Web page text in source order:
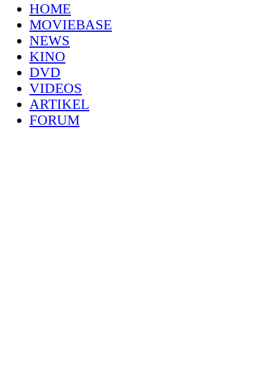
HOME
MOVIEBASE
NEWS
KINO
DVD
VIDEOS
ARTIKEL
FORUM